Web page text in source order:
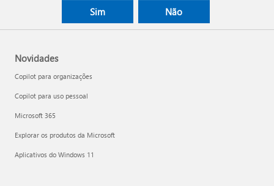
Sim Não
Novidades
Copilot para organizações
Copilot para uso pessoal
Microsoft 365
Explorar os produtos da Microsoft
Aplicativos do Windows 11